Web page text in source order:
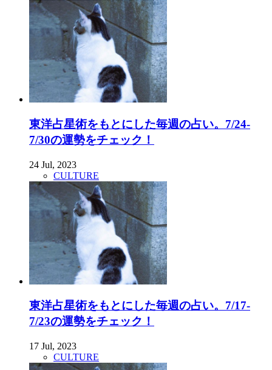
東洋占星術をもとにした毎週の占い。7/24-
7/30の運勢をチェック！
24 Jul, 2023
CULTURE
東洋占星術をもとにした毎週の占い。7/17-
7/23の運勢をチェック！
17 Jul, 2023
CULTURE